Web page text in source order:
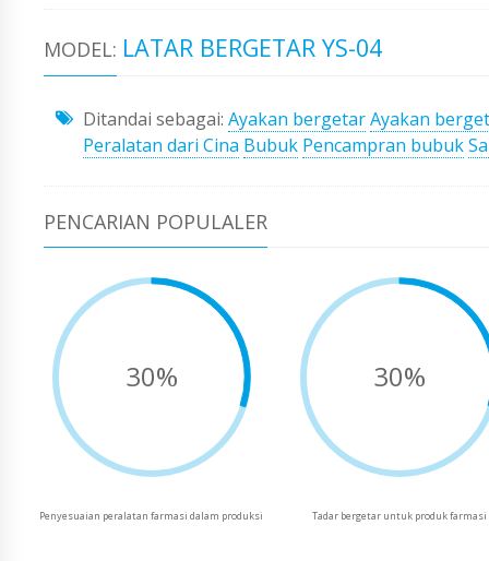
MODEL: LATAR BERGETAR YS-04
Ditandai sebagai: Ayakan bergetarAyakan
Peralatan dari Cina Bubuk Pencampran bubuk
PENCARIAN POPULALER
30%
Penyesuaian peralatan farmasi dalam produksi
30%
Tadar bergetar untuk produk farmasi